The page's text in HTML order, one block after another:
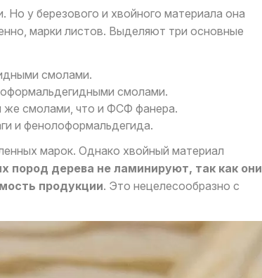
у березового и хвойного материала она
марки листов. Выделяют три основные
смолами.
смолами.
же смолами, что и ФСФ фанера.
и фенолоформальдегида.
марок. Однако хвойный материал
пород дерева не ламинируют, так как они
продукции. Это нецелесообразно с